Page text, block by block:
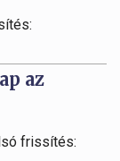
az
frissítés: